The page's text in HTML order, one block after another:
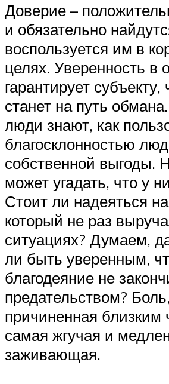
Доверие –
и обязательно
воспользуется им в
целях. Уверенность в
гарантирует субъекту,
станет на путь
люди знают, как
благосклонностью
собственной выгоды.
может угадать, что у
Стоит ли надеяться
который не раз
ситуациях? Думаем,
ли быть уверенным,
благодеяние не
предательством? Боль,
причиненная близким
самая жгучая и
заживающая.